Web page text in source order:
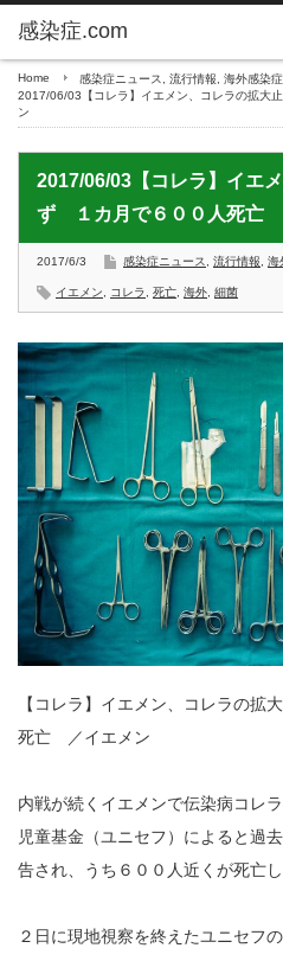
Home 感染症ニュース 流行情報
海外感染症
2017/06/03【コレラ】イエメン、コレラの拡
ン
2017/06/03【コレラ】イエ
ず １カ月で６００人死亡
2017/6/3 感染症ニュース 流行情報 海
イエメン コレラ 死亡 海外 細菌
【コレラ】イエメン、コレラの
死亡 ／イエメン
内戦が続くイエメンで伝染病コレ
児童基金（ユニセフ）によると過
告され、うち６００人近くが死亡し
２日に現地視察を終えたユニセフ